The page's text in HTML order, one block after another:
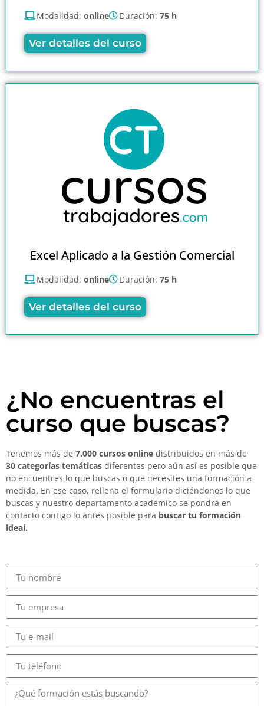
Modalidad: online Duración: 75 h
Ver detalles del curso
Excel Aplicado a la Gestión Comercial
Modalidad: online Duración: 75 h
Ver detalles del curso
¿No encuentras el
curso que buscas?
Tenemos más de 7.000 cursos online distribuidos en más de
30 categorías temáticas diferentes pero aún así es posible que
no encuentres lo que buscas o que necesites una formación a
medida. En ese caso, rellena el formulario diciéndonos lo que
buscas y nuestro departamento académico se pondrá en
contacto contigo lo antes posible para buscar tu formación
ideal.